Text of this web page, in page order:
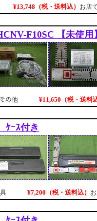
¥13,748（税・送料込） お店
F10SC 【未使用
の他 ¥11,650（税・送料込
ｰｽ付き
¥7,200（税・送料込）